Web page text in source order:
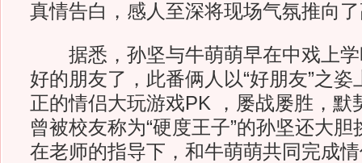
真情告白，感人至深将现场气氛推向
据悉，孙坚与牛萌萌早在中戏上学
好的朋友了，此番俩人以“好朋友”之
正的情侣大玩游戏PK ，屡战屡胜，默
曾被校友称为“硬度王子”的孙坚还大
在老师的指导下，和牛萌萌共同完成